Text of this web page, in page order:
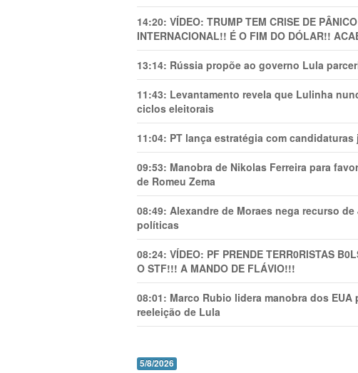
14:20: VÍDEO: TRUMP TEM CRlSE DE
INTERNACIONAL!! É O FIM DO DÓLAR!!
13:14: Rússia propõe ao governo Lula
11:43: Levantamento revela que Lulinha
ciclos eleitorais
11:04: PT lança estratégia com
09:53: Manobra de Nikolas Ferreira para
de Romeu Zema
08:49: Alexandre de Moraes nega recurso
políticas
08:24: VÍDEO: PF PRENDE TERR0RlSTAS
O STF!!! A MANDO DE FLÁVIO!!!
08:01: Marco Rubio lidera manobra dos
reeleição de Lula
5/8/2026